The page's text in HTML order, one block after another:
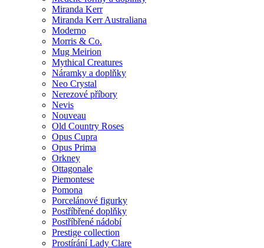
Miranda Kerr
Miranda Kerr Australiana
Moderno
Morris & Co.
Mug Meirion
Mythical Creatures
Náramky a doplňky
Neo Crystal
Nerezové příbory
Nevis
Nouveau
Old Country Roses
Opus Cupra
Opus Prima
Orkney
Ottagonale
Piemontese
Pomona
Porcelánové figurky
Postříbřené doplňky
Postříbřené nádobí
Prestige collection
Prostírání Lady Clare